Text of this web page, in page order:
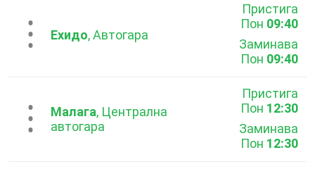
...Ехидо, Автогара
Пристига
Пон 09:40
Заминава
Пон 09:40
...Малага, Централна
автогара
Пристига
Пон 12:30
Заминава
Пон 12:30